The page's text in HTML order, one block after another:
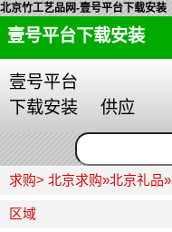
北京竹工艺品网-壹号平台下载安装
壹号平台下载安装
壹号平台
下载安装
供应
求购> 北京求购»北京礼品»
区域